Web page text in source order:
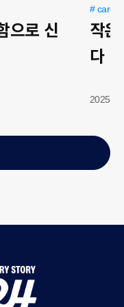
으로 신
# career
작은
다
2025-